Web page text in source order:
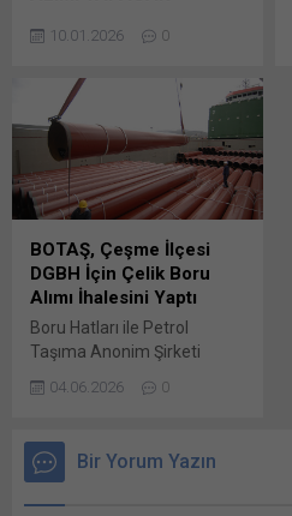
Facebook'ta paylaşmak için
İşletmeleri Limited Şirketi
2025/2492079 İKN numaralı
dosya konusu 5 Adet
Sulama Tankeri Aracı ve Üst
Yapısı temini için ihale açtı.
Bunu paylaş: X'te
paylaşmak için tıklayın (Yeni
pencerede açılır) X Linkedln
üzerinden paylaşmak için
tıklayın (Yeni pencerede
açılır) LinkedIn WhatsApp'ta
paylaşmak için tıklayın (Yeni
pencerede açılır) WhatsApp
Facebook'ta paylaşmak için
10.01.2026 0
BOTAŞ, Çeşme İlçesi
DGBH İçin Çelik Boru
Alımı İhalesini Yaptı
Boru Hatları ile Petrol
Taşıma Anonim Şirketi
tarafından bir süre önce
1953) 2026/700330 İKN
numaralı dosya konusu
04.06.2026 0
Bir Yorum Yazın